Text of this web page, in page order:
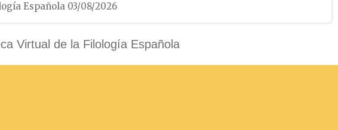
Española 03/08/2026
Virtual de la Filología Española